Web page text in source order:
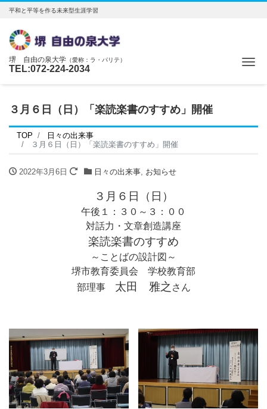
平和と平等を作る未来型生涯学習
堺 自由の泉大学 （愛称：ラ・パリテ）
TEL:072-224-2034
３月６日（日）「楽読楽書のすすめ」開催
TOP
日々の出来事
３月６日（日）「楽読楽書のすすめ」開催
2022年3月6日 日々の出来事, お知らせ
３月６日（日）
午後１：３０～３：００
対話力・文章創造講座
楽読楽書のすすめ
～ことばの設計図～
堺市教育委員会 学校教育部
部理事 太田 雅之 さん